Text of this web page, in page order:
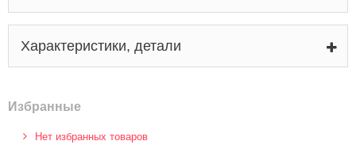
Характеристики, детали
Избранные
Нет избранных товаров